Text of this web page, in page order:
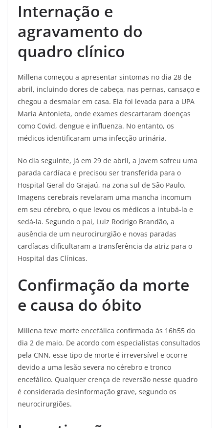
Internação e
agravamento do
quadro clínico
Millena começou a apresentar sintomas no dia 28 de
abril, incluindo dores de cabeça, nas pernas, cansaço e
chegou a desmaiar em casa. Ela foi levada para a UPA
Maria Antonieta, onde exames descartaram doenças
como Covid, dengue e influenza. No entanto, os
médicos identificaram uma infecção urinária.
No dia seguinte, já em 29 de abril, a jovem sofreu uma
parada cardíaca e precisou ser transferida para o
Hospital Geral do Grajaú, na zona sul de São Paulo.
Imagens cerebrais revelaram uma mancha incomum
em seu cérebro, o que levou os médicos a intubá-la e
sedá-la. Segundo o pai, Luiz Rodrigo Brandão, a
ausência de um neurocirurgião e novas paradas
cardíacas dificultaram a transferência da atriz para o
Hospital das Clínicas.
Confirmação da morte
e causa do óbito
Millena teve morte encefálica confirmada às 16h55 do
dia 2 de maio. De acordo com especialistas consultados
pela CNN, esse tipo de morte é irreversível e ocorre
devido a uma lesão severa no cérebro e tronco
encefálico. Qualquer crença de reversão nesse quadro
é considerada desinformação grave, segundo os
neurocirurgiões.